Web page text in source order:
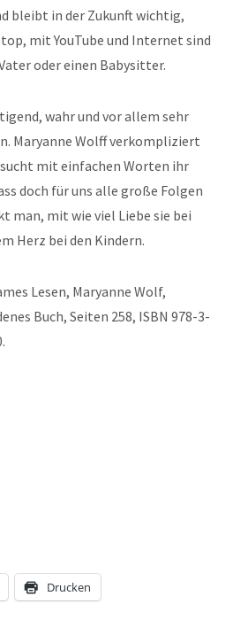
bleibt in der Zukunft wichtig,
mit YouTube und Internet sind
oder einen Babysitter.
wahr und vor allem sehr
Maryanne Wolff verkompliziert
mit einfachen Worten ihr
doch für uns alle große Folgen
man, mit wie viel Liebe sie bei
Herz bei den Kindern.
Lesen, Maryanne Wolf,
Buch, Seiten 258, ISBN 978-3-
Drucken